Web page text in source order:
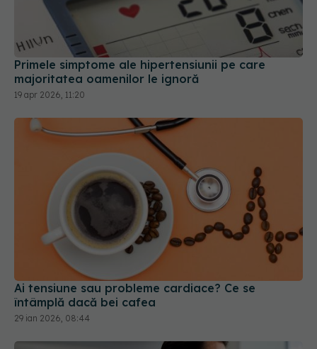
Primele simptome ale hipertensiunii pe care
majoritatea oamenilor le ignoră
19 apr 2026, 11:20
Ai tensiune sau probleme cardiace? Ce se
întâmplă dacă bei cafea
29 ian 2026, 08:44